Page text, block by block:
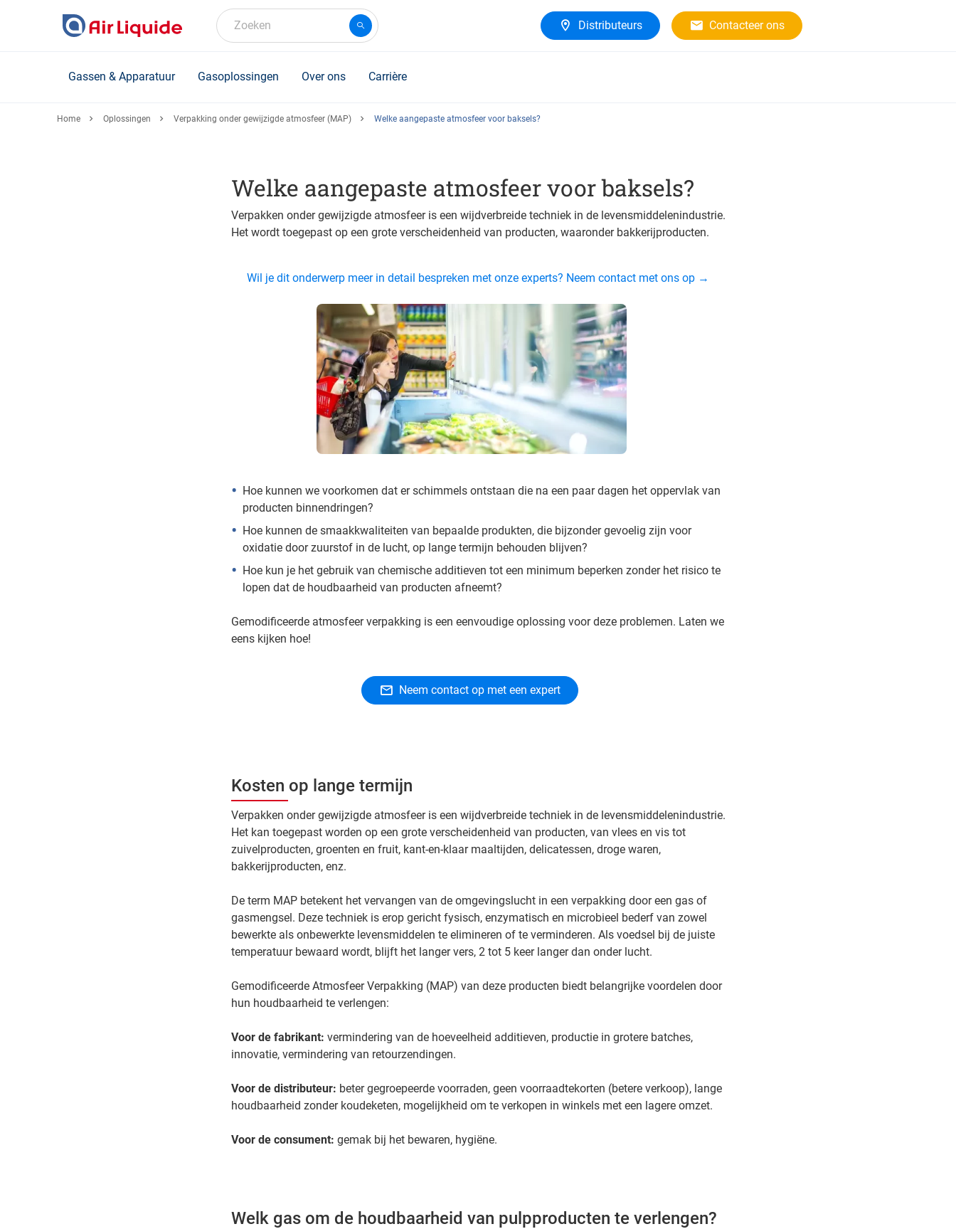
Zoeken Distributeurs Contacteer ons
Gassen & Apparatuur Gasoplossingen Over ons Carrière
Home Oplossingen Verpakking onder gewijzigde atmosfeer (MAP) Welke aangepaste atmosfeer voor baksels?
Welke aangepaste atmosfeer voor baksels?
Verpakken onder gewijzigde atmosfeer is een wijdverbreide techniek in de levensmiddelenindustrie.
Het wordt toegepast op een grote verscheidenheid van producten, waaronder bakkerijproducten.
Wil je dit onderwerp meer in detail bespreken met onze experts? Neem contact met ons op →
Hoe kunnen we voorkomen dat er schimmels ontstaan die na een paar dagen het oppervlak van
producten binnendringen?
Hoe kunnen de smaakkwaliteiten van bepaalde produkten, die bijzonder gevoelig zijn voor
oxidatie door zuurstof in de lucht, op lange termijn behouden blijven?
Hoe kun je het gebruik van chemische additieven tot een minimum beperken zonder het risico te
lopen dat de houdbaarheid van producten afneemt?
Gemodificeerde atmosfeer verpakking is een eenvoudige oplossing voor deze problemen. Laten we
eens kijken hoe!
Neem contact op met een expert
Kosten op lange termijn
Verpakken onder gewijzigde atmosfeer is een wijdverbreide techniek in de levensmiddelenindustrie.
Het kan toegepast worden op een grote verscheidenheid van producten, van vlees en vis tot
zuivelproducten, groenten en fruit, kant-en-klaar maaltijden, delicatessen, droge waren,
bakkerijproducten, enz.
De term MAP betekent het vervangen van de omgevingslucht in een verpakking door een gas of
gasmengsel. Deze techniek is erop gericht fysisch, enzymatisch en microbieel bederf van zowel
bewerkte als onbewerkte levensmiddelen te elimineren of te verminderen. Als voedsel bij de juiste
temperatuur bewaard wordt, blijft het langer vers, 2 tot 5 keer langer dan onder lucht.
Gemodificeerde Atmosfeer Verpakking (MAP) van deze producten biedt belangrijke voordelen door
hun houdbaarheid te verlengen:
Voor de fabrikant: vermindering van de hoeveelheid additieven, productie in grotere batches,
innovatie, vermindering van retourzendingen.
Voor de distributeur: beter gegroepeerde voorraden, geen voorraadtekorten (betere verkoop), lange
houdbaarheid zonder koudeketen, mogelijkheid om te verkopen in winkels met een lagere omzet.
Voor de consument: gemak bij het bewaren, hygiëne.
Welk gas om de houdbaarheid van pulpproducten te verlengen?